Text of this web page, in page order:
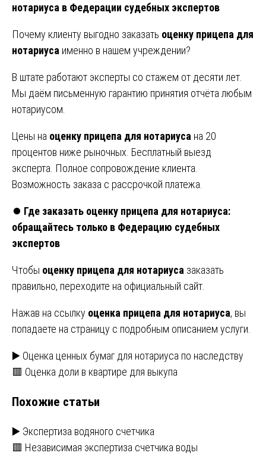
нотариуса в Федерации судебных экспертов
Почему клиенту выгодно заказать оценку прицепа для
нотариуса именно в нашем учреждении?
В штате работают эксперты со стажем от десяти лет.
Мы даём письменную гарантию принятия отчёта любым
нотариусом.
Цены на оценку прицепа для нотариуса на 20
процентов ниже рыночных. Бесплатный выезд
эксперта. Полное сопровождение клиента.
Возможность заказа с рассрочкой платежа.
⏺️ Где заказать оценку прицепа для нотариуса:
обращайтесь только в Федерацию судебных
экспертов
Чтобы оценку прицепа для нотариуса заказать
правильно, переходите на официальный сайт.
Нажав на ссылку оценка прицепа для нотариуса, вы
попадаете на страницу с подробным описанием услуги.
Навигация
записям
▶️ Оценка ценных бумаг для нотариуса по наследству
🟥 Оценка доли в квартире для выкупа
Похожие статьи
▶️ Экспертиза водяного счетчика
🟥 Независимая экспертиза счетчика воды